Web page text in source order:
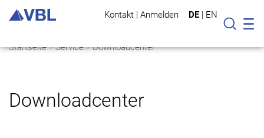
Kontakt | Anmelden DE | EN
Suche
Startseite Service Downloadcenter
Downloadcenter